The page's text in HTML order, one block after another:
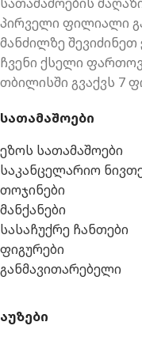
პირველი ფილიალი
მანძილზე
ჩვენი ქსელი
თბილისში გვაქვს 7
სათამაშოები
ეზოს სათამაშოები
საკანცელარიო
თოჯინები
მანქანები
სასაჩუქრე ჩანთები
ფიგურები
განმავითარებელი
აუზები